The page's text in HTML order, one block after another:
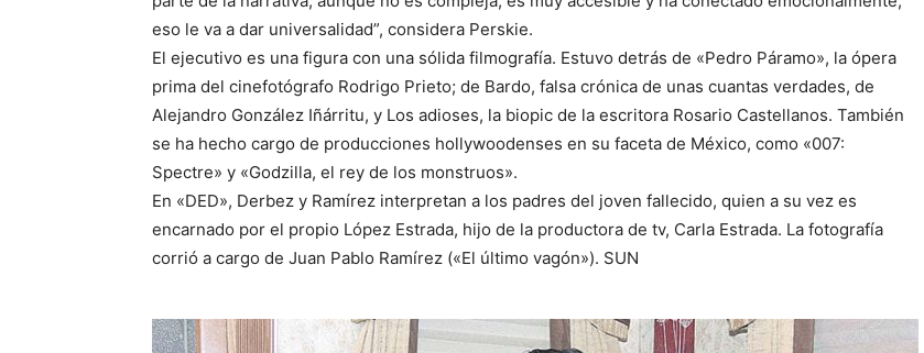
eso le va a dar universalidad”, considera Perskie.
El ejecutivo es una figura con una sólida filmografía. Estuvo detrás de «Pedro Páramo», la ópera
prima del cinefotógrafo Rodrigo Prieto; de Bardo, falsa crónica de unas cuantas verdades, de
Alejandro González Iñárritu, y Los adioses, la biopic de la escritora Rosario Castellanos. También
se ha hecho cargo de producciones hollywoodenses en su faceta de México, como «007:
Spectre» y «Godzilla, el rey de los monstruos».
En «DED», Derbez y Ramírez interpretan a los padres del joven fallecido, quien a su vez es
encarnado por el propio López Estrada, hijo de la productora de tv, Carla Estrada. La fotografía
corrió a cargo de Juan Pablo Ramírez («El último vagón»). SUN